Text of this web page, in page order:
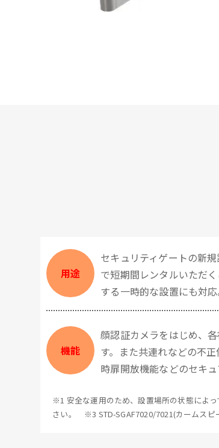
用途
セキュリティゲートの新
で短期間レンタルいただ
する一時的な設置にも対応
機能
顔認証カメラをはじめ、
す。また共連れなどの不
時扉開放機能などのセキュ
※1 安全な運用のため、設置場所の状態によ
さい。 ※3 STD-SGAF7020/7021(カームスピ